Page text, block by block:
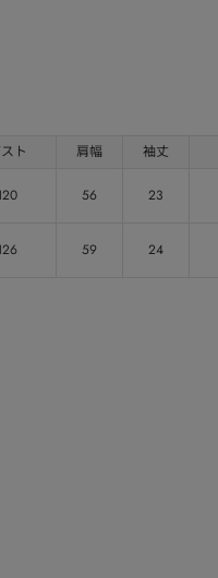
ト 肩幅 袖丈
56 23
59 24